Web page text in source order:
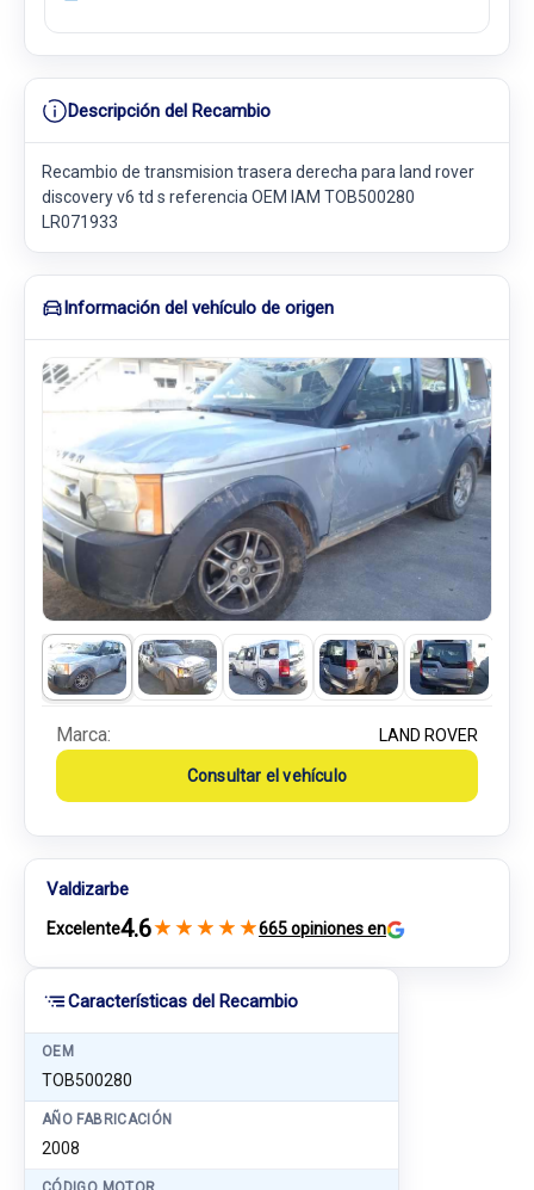
Características del Recambio
OEM
TOB500280
AÑO FABRICACIÓN
2008
Descripción del Recambio
Recambio de transmision trasera derecha para land rover
discovery v6 td s referencia OEM IAM TOB500280
LR071933
Información del vehículo de origen
Marca: LAND ROVER
Consultar el vehículo
Valdizarbe
Excelente4.6★ ★ ★ ★ ★665 opiniones en